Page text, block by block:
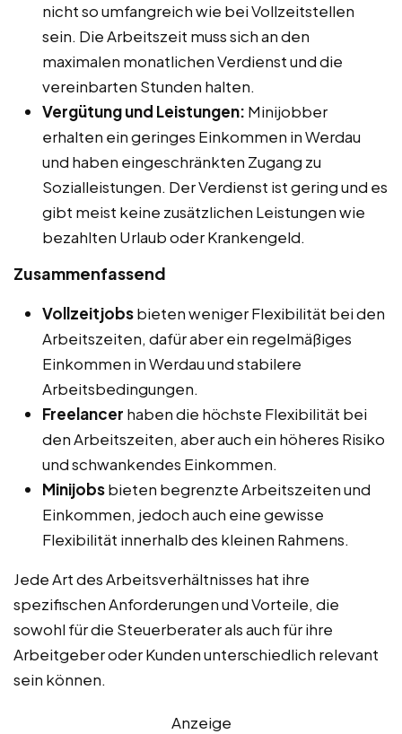
nicht so umfangreich wie bei Vollzeitstellen
sein. Die Arbeitszeit muss sich an den
maximalen monatlichen Verdienst und die
vereinbarten Stunden halten.
Vergütung und Leistungen: Minijobber
erhalten ein geringes Einkommen in Werdau
und haben eingeschränkten Zugang zu
Sozialleistungen. Der Verdienst ist gering und es
gibt meist keine zusätzlichen Leistungen wie
bezahlten Urlaub oder Krankengeld.
Zusammenfassend
Vollzeitjobsbieten weniger Flexibilität bei den
Arbeitszeiten, dafür aber ein regelmäßiges
Einkommen in Werdau und stabilere
Arbeitsbedingungen.
Freelancer haben die höchste Flexibilität bei
den Arbeitszeiten, aber auch ein höheres Risiko
und schwankendes Einkommen.
Minijobsbieten begrenzte Arbeitszeiten und
Einkommen, jedoch auch eine gewisse
Flexibilität innerhalb des kleinen Rahmens.
Jede Art des Arbeitsverhältnisses hat ihre
spezifischen Anforderungen und Vorteile, die
sowohl für die Steuerberater als auch für ihre
Arbeitgeber oder Kunden unterschiedlich relevant
sein können.
Anzeige